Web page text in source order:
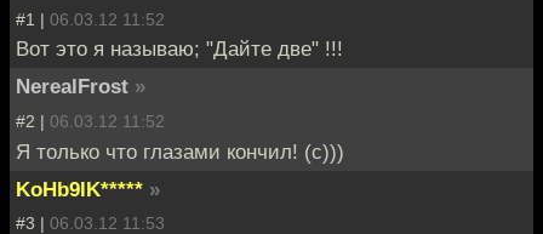
#1 | 06.03.12 11:52
Вот это я называю; "Дайте две" !!!
NerealFrost »
#2 | 06.03.12 11:52
Я только что глазами кончил! (с)))
KoHb9IK***** »
#3 | 06.03.12 11:53